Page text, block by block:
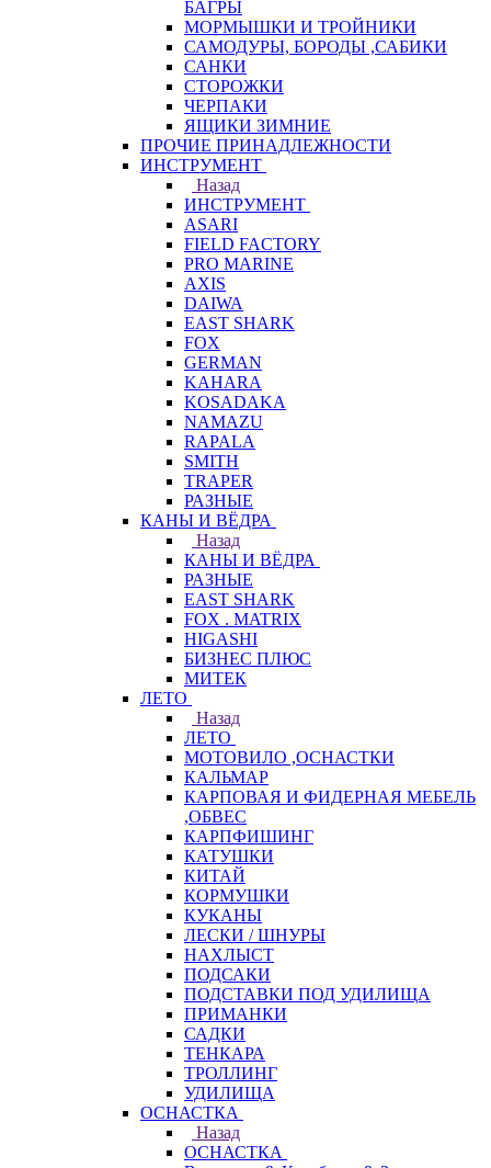
БАГРЫ
МОРМЫШКИ И ТРОЙНИКИ
САМОДУРЫ, БОРОДЫ ,САБИКИ
САНКИ
СТОРОЖКИ
ЧЕРПАКИ
ЯЩИКИ ЗИМНИЕ
ПРОЧИЕ ПРИНАДЛЕЖНОСТИ
ИНСТРУМЕНТ
Назад
ИНСТРУМЕНТ
ASARI
FIELD FACTORY
PRO MARINE
AXIS
DAIWA
EAST SHARK
FOX
GERMAN
KAHARA
KOSADAKA
NAMAZU
RAPALA
SMITH
TRAPER
РАЗНЫЕ
КАНЫ И ВЁДРА
Назад
КАНЫ И ВЁДРА
РАЗНЫЕ
EAST SHARK
FOX . MATRIX
HIGASHI
БИЗНЕС ПЛЮС
МИТЕК
ЛЕТО
Назад
ЛЕТО
МОТОВИЛО ,ОСНАСТКИ
КАЛЬМАР
КАРПОВАЯ И ФИДЕРНАЯ МЕБЕЛЬ
,ОБВЕС
КАРПФИШИНГ
КАТУШКИ
КИТАЙ
КОРМУШКИ
КУКАНЫ
ЛЕСКИ / ШНУРЫ
НАХЛЫСТ
ПОДСАКИ
ПОДСТАВКИ ПОД УДИЛИЩА
ПРИМАНКИ
САДКИ
ТЕНКАРА
ТРОЛЛИНГ
УДИЛИЩА
ОСНАСТКА
Назад
ОСНАСТКА